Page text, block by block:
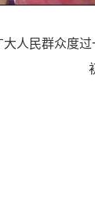
人民群众度过